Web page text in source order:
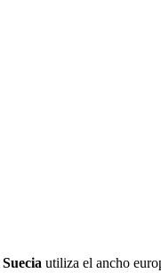
Suecia utiliza el ancho